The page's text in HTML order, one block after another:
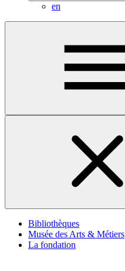
en
Bibliothèques
Musée des Arts & Métiers
La fondation